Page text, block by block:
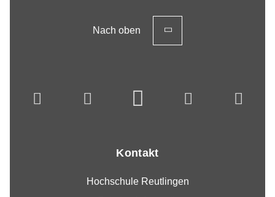
Nach oben
Kontakt
Hochschule Reutlingen